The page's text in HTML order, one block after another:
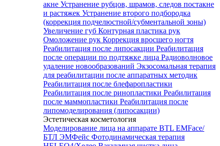
акне Устранение рубцов, шрамов, следов постакне
и растяжек Устранение второго подбородка
(коррекция подчелюстной/субментальной зоны)
Увеличение губ Контурная пластика рук
Омоложение рук Коррекция вросшего ногтя
Реабилитация после липосакции Реабилитация
после операции по подтяжке лица Радиоволновое
удаление новообразований Экзосомальная терапия
для реабилитации после аппаратных методик
Реабилитация после блефаропластики
Реабилитация после ринопластики Реабилитация
после маммопластики Реабилитация после
липомоделирования (липосакции)
Эстетическая косметология
Моделирование лица на аппарате BTL EMFace/
БТЛ ЭМФейс Фотодинамическая терапия